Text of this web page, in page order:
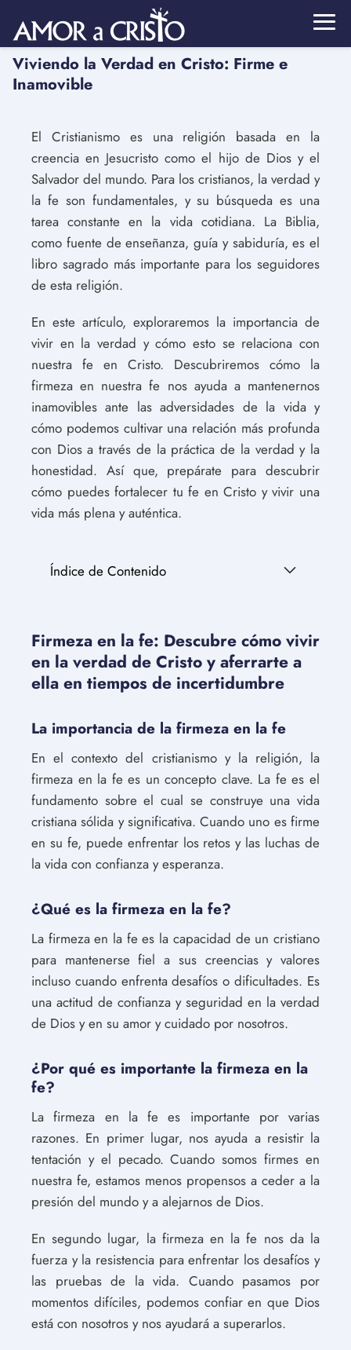
Viviendo la Verdad en Cristo: Firme e
Inamovible
El Cristianismo es una religión basada en la
creencia en Jesucristo como el hijo de Dios y el
Salvador del mundo. Para los cristianos, la verdad y
la fe son fundamentales, y su búsqueda es una
tarea constante en la vida cotidiana. La Biblia,
como fuente de enseñanza, guía y sabiduría, es el
libro sagrado más importante para los seguidores
de esta religión.
En este artículo, exploraremos la importancia de
vivir en la verdad y cómo esto se relaciona con
nuestra fe en Cristo. Descubriremos cómo la
firmeza en nuestra fe nos ayuda a mantenernos
inamovibles ante las adversidades de la vida y
cómo podemos cultivar una relación más profunda
con Dios a través de la práctica de la verdad y la
honestidad. Así que, prepárate para descubrir
cómo puedes fortalecer tu fe en Cristo y vivir una
vida más plena y auténtica.
Índice de Contenido
Firmeza en la fe: Descubre cómo vivir
en la verdad de Cristo y aferrarte a
ella en tiempos de incertidumbre
La importancia de la firmeza en la fe
En el contexto del cristianismo y la religión, la
firmeza en la fe es un concepto clave. La fe es el
fundamento sobre el cual se construye una vida
cristiana sólida y significativa. Cuando uno es firme
en su fe, puede enfrentar los retos y las luchas de
la vida con confianza y esperanza.
¿Qué es la firmeza en la fe?
La firmeza en la fe es la capacidad de un cristiano
para mantenerse fiel a sus creencias y valores
incluso cuando enfrenta desafíos o dificultades. Es
una actitud de confianza y seguridad en la verdad
de Dios y en su amor y cuidado por nosotros.
¿Por qué es importante la firmeza en la
fe?
La firmeza en la fe es importante por varias
razones. En primer lugar, nos ayuda a resistir la
tentación y el pecado. Cuando somos firmes en
nuestra fe, estamos menos propensos a ceder a la
presión del mundo y a alejarnos de Dios.
En segundo lugar, la firmeza en la fe nos da la
fuerza y la resistencia para enfrentar los desafíos y
las pruebas de la vida. Cuando pasamos por
momentos difíciles, podemos confiar en que Dios
está con nosotros y nos ayudará a superarlos.